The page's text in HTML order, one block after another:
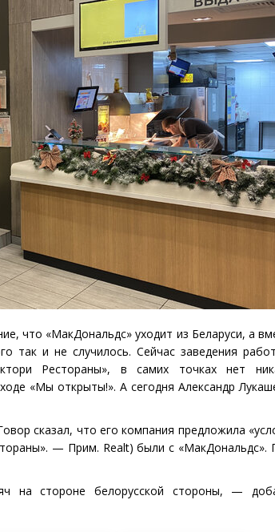
что «МакДональдс» уходит из Беларуси, а
так и не случилось. Сейчас заведения
Рестораны», в самих точках нет
«Мы открыты!». А сегодня Александр
сказал, что его компания предложила «
— Прим. Realt) были с «МакДональдс».
на стороне белорусской стороны, —